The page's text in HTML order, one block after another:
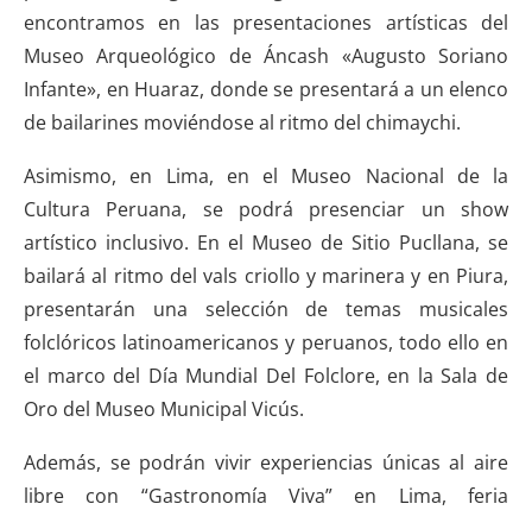
encontramos en las presentaciones artísticas del
Museo Arqueológico de Áncash «Augusto Soriano
Infante», en Huaraz, donde se presentará a un elenco
de bailarines moviéndose al ritmo del chimaychi.
Asimismo, en Lima, en el Museo Nacional de la
Cultura Peruana, se podrá presenciar un show
artístico inclusivo. En el Museo de Sitio Pucllana, se
bailará al ritmo del vals criollo y marinera y en Piura,
presentarán una selección de temas musicales
folclóricos latinoamericanos y peruanos, todo ello en
el marco del Día Mundial Del Folclore, en la Sala de
Oro del Museo Municipal Vicús.
Además, se podrán vivir experiencias únicas al aire
libre con “Gastronomía Viva” en Lima, feria